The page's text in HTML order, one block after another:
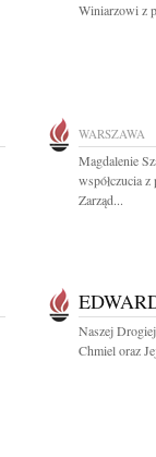
Winiarzowi z
WARSZAWA
Magdalenie
współczucia
Zarząd...
Naszej
Chmiel oraz